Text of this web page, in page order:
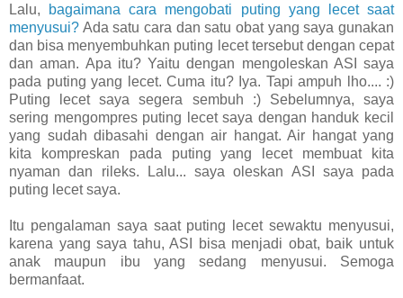
Lalu,
bagaimana cara mengobati puting yang lecet saat
menyusui? Ada satu cara dan satu obat yang saya gunakan
dan bisa menyembuhkan puting lecet tersebut dengan cepat
dan aman. Apa itu? Yaitu dengan mengoleskan ASI saya
pada puting yang lecet. Cuma itu? Iya. Tapi ampuh lho.... :)
Puting lecet saya segera sembuh :) Sebelumnya, saya
sering mengompres puting lecet saya dengan handuk kecil
yang sudah dibasahi dengan air hangat. Air hangat yang
kita kompreskan pada puting yang lecet membuat kita
nyaman dan rileks. Lalu... saya oleskan ASI saya pada
puting lecet saya.
Itu pengalaman saya saat puting lecet sewaktu menyusui,
karena yang saya tahu, ASI bisa menjadi obat, baik untuk
anak maupun ibu yang sedang menyusui. Semoga
bermanfaat.